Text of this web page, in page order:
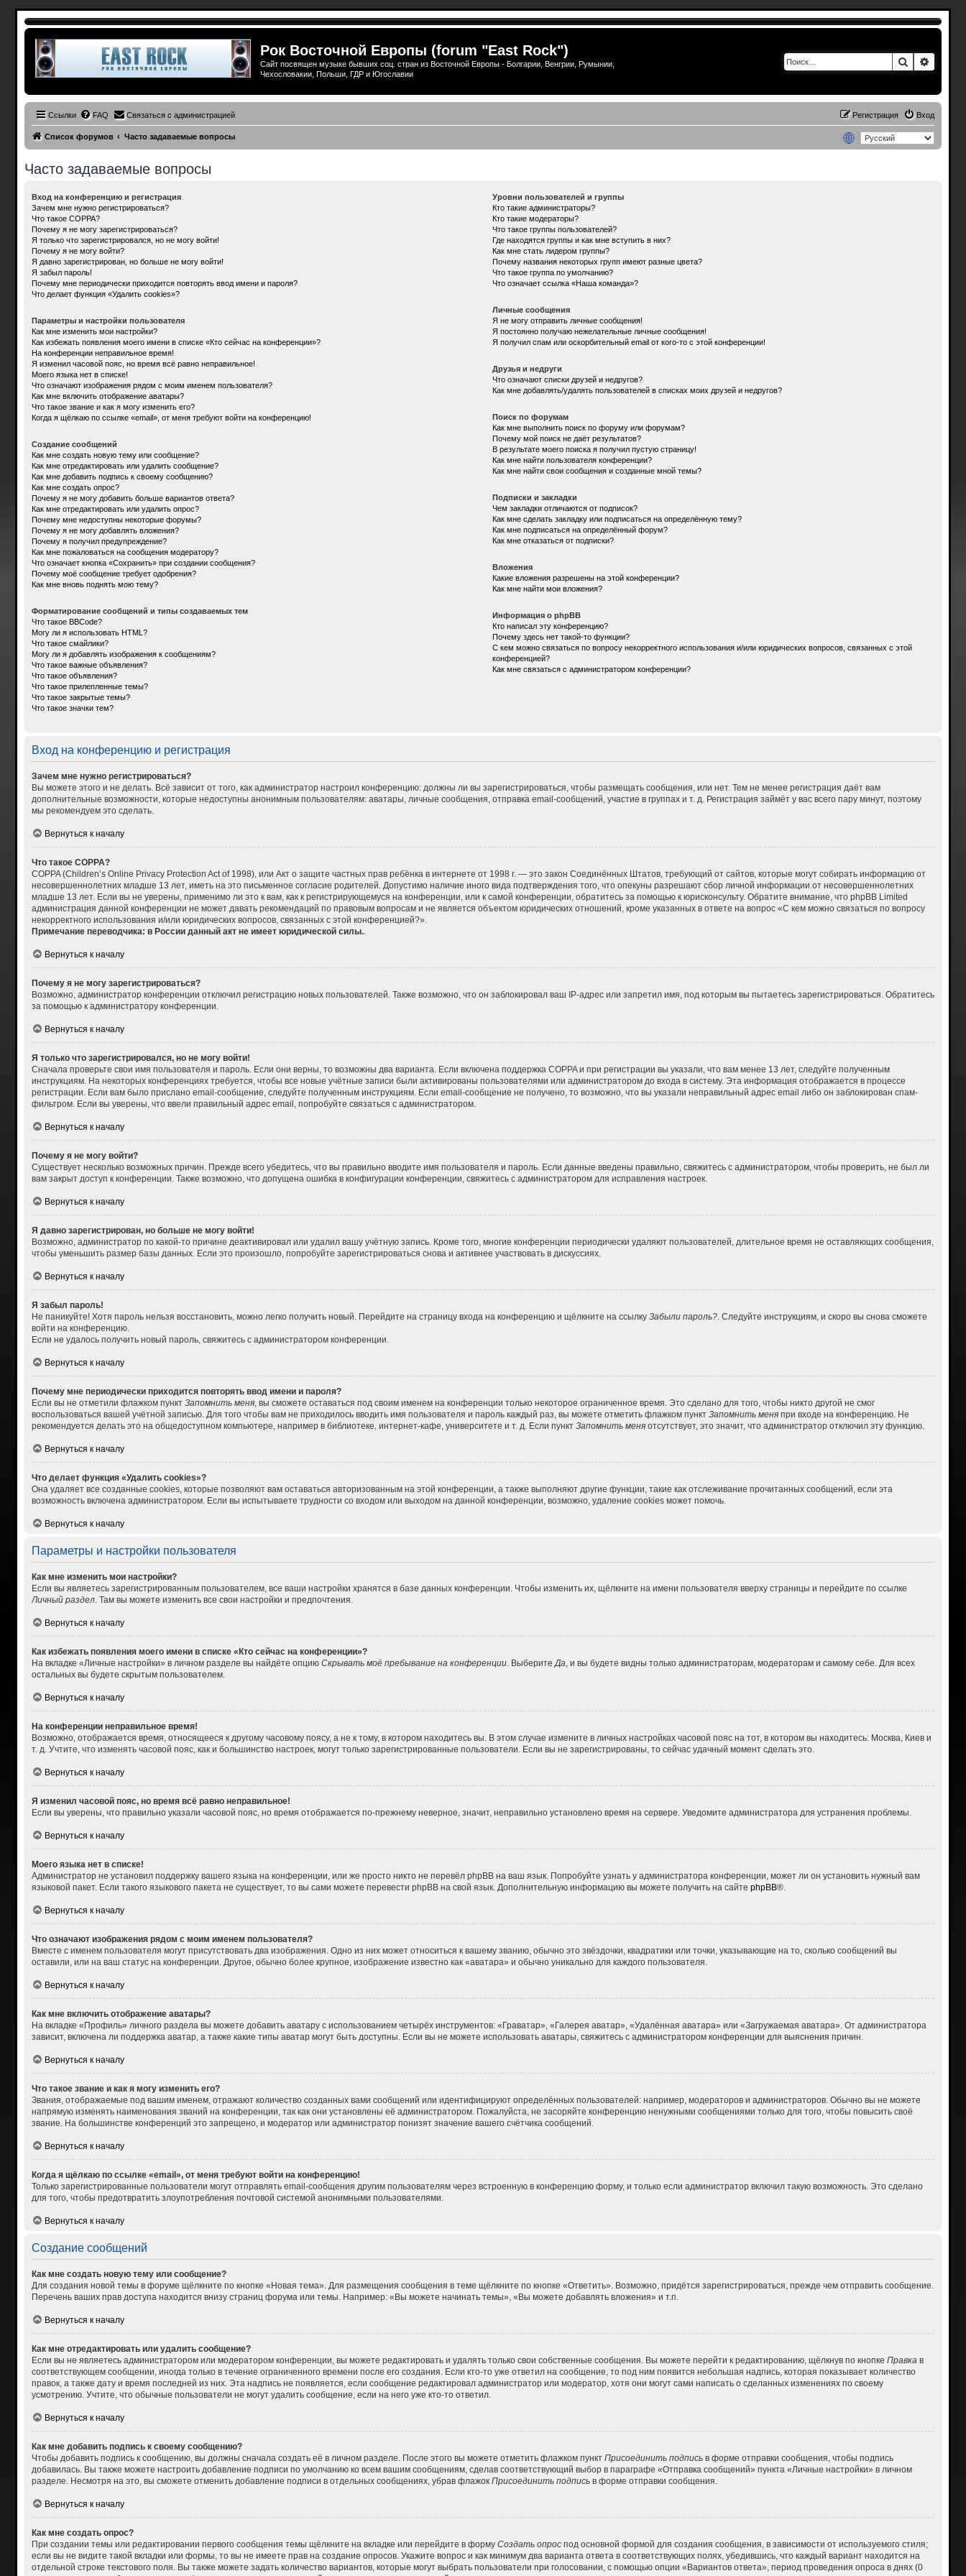
Рок Восточной Европы (forum "East Rock")
Сайт посвящен музыке бывших соц. стран из Восточной Европы - Болгарии, Венгрии, Румынии,
Чехословакии, Польши, ГДР и Югославии
Поиск
Ссылки FAQ Связаться с администрацией Вход
Регистрация
Список форумов Часто задаваемые вопросы
Часто задаваемые вопросы
Вход на конференцию и регистрация
Зачем мне нужно регистрироваться?
Что такое COPPA?
Почему я не могу зарегистрироваться?
Я только что зарегистрировался, но не могу войти!
Почему я не могу войти?
Я давно зарегистрирован, но больше не могу войти!
Я забыл пароль!
Почему мне периодически приходится повторять ввод имени и пароля?
Что делает функция «Удалить cookies»?
Параметры и настройки пользователя
Как мне изменить мои настройки?
Как избежать появления моего имени в списке «Кто сейчас на конференции»?
На конференции неправильное время!
Я изменил часовой пояс, но время всё равно неправильное!
Моего языка нет в списке!
Что означают изображения рядом с моим именем пользователя?
Как мне включить отображение аватары?
Что такое звание и как я могу изменить его?
Когда я щёлкаю по ссылке «email», от меня требуют войти на конференцию!
Создание сообщений
Как мне создать новую тему или сообщение?
Как мне отредактировать или удалить сообщение?
Как мне добавить подпись к своему сообщению?
Как мне создать опрос?
Почему я не могу добавить больше вариантов ответа?
Как мне отредактировать или удалить опрос?
Почему мне недоступны некоторые форумы?
Почему я не могу добавлять вложения?
Почему я получил предупреждение?
Как мне пожаловаться на сообщения модератору?
Что означает кнопка «Сохранить» при создании сообщения?
Почему моё сообщение требует одобрения?
Как мне вновь поднять мою тему?
Форматирование сообщений и типы создаваемых тем
Что такое BBCode?
Могу ли я использовать HTML?
Что такое смайлики?
Могу ли я добавлять изображения к сообщениям?
Что такое важные объявления?
Что такое объявления?
Что такое прилепленные темы?
Что такое закрытые темы?
Что такое значки тем?
Уровни пользователей и группы
Кто такие администраторы?
Кто такие модераторы?
Что такое группы пользователей?
Где находятся группы и как мне вступить в них?
Как мне стать лидером группы?
Почему названия некоторых групп имеют разные цвета?
Что такое группа по умолчанию?
Что означает ссылка «Наша команда»?
Личные сообщения
Я не могу отправить личные сообщения!
Я постоянно получаю нежелательные личные сообщения!
Я получил спам или оскорбительный email от кого-то с этой конференции!
Друзья и недруги
Что означают списки друзей и недругов?
Как мне добавлять/удалять пользователей в списках моих друзей и недругов?
Поиск по форумам
Как мне выполнить поиск по форуму или форумам?
Почему мой поиск не даёт результатов?
В результате моего поиска я получил пустую страницу!
Как мне найти пользователя конференции?
Как мне найти свои сообщения и созданные мной темы?
Подписки и закладки
Чем закладки отличаются от подписок?
Как мне сделать закладку или подписаться на определённую тему?
Как мне подписаться на определённый форум?
Как мне отказаться от подписки?
Вложения
Какие вложения разрешены на этой конференции?
Как мне найти мои вложения?
Информация о phpBB
Кто написал эту конференцию?
Почему здесь нет такой-то функции?
С кем можно связаться по вопросу некорректного использования и/или юридических вопросов, связанных с этой
конференцией?
Как мне связаться с администратором конференции?
Вход на конференцию и регистрация
Зачем мне нужно регистрироваться?
Вы можете этого и не делать. Всё зависит от того, как администратор настроил конференцию: должны ли вы зарегистрироваться, чтобы размещать сообщения, или нет. Тем не менее регистрация даёт вам
дополнительные возможности, которые недоступны анонимным пользователям: аватары, личные сообщения, отправка email-сообщений, участие в группах и т. д. Регистрация займёт у вас всего пару минут, поэтому
мы рекомендуем это сделать.
Вернуться к началу
Что такое COPPA?
COPPA (Children’s Online Privacy Protection Act of 1998), или Акт о защите частных прав ребёнка в интернете от 1998 г. — это закон Соединённых Штатов, требующий от сайтов, которые могут собирать информацию от
несовершеннолетних младше 13 лет, иметь на это письменное согласие родителей. Допустимо наличие иного вида подтверждения того, что опекуны разрешают сбор личной информации от несовершеннолетних
младше 13 лет. Если вы не уверены, применимо ли это к вам, как к регистрирующемуся на конференции, или к самой конференции, обратитесь за помощью к юрисконсульту. Обратите внимание, что phpBB Limited
администрация данной конференции не может давать рекомендаций по правовым вопросам и не является объектом юридических отношений, кроме указанных в ответе на вопрос «С кем можно связаться по вопросу
некорректного использования и/или юридических вопросов, связанных с этой конференцией?».
Примечание переводчика: в России данный акт не имеет юридической силы..
Вернуться к началу
Почему я не могу зарегистрироваться?
Возможно, администратор конференции отключил регистрацию новых пользователей. Также возможно, что он заблокировал ваш IP-адрес или запретил имя, под которым вы пытаетесь зарегистрироваться. Обратитесь
за помощью к администратору конференции.
Вернуться к началу
Я только что зарегистрировался, но не могу войти!
Сначала проверьте свои имя пользователя и пароль. Если они верны, то возможны два варианта. Если включена поддержка COPPA и при регистрации вы указали, что вам менее 13 лет, следуйте полученным
инструкциям. На некоторых конференциях требуется, чтобы все новые учётные записи были активированы пользователями или администратором до входа в систему. Эта информация отображается в процессе
регистрации. Если вам было прислано email-сообщение, следуйте полученным инструкциям. Если email-сообщение не получено, то возможно, что вы указали неправильный адрес email либо он заблокирован спам-
фильтром. Если вы уверены, что ввели правильный адрес email, попробуйте связаться с администратором.
Вернуться к началу
Почему я не могу войти?
Существует несколько возможных причин. Прежде всего убедитесь, что вы правильно вводите имя пользователя и пароль. Если данные введены правильно, свяжитесь с администратором, чтобы проверить, не был ли
вам закрыт доступ к конференции. Также возможно, что допущена ошибка в конфигурации конференции, свяжитесь с администратором для исправления настроек.
Вернуться к началу
Я давно зарегистрирован, но больше не могу войти!
Возможно, администратор по какой-то причине деактивировал или удалил вашу учётную запись. Кроме того, многие конференции периодически удаляют пользователей, длительное время не оставляющих сообщения,
чтобы уменьшить размер базы данных. Если это произошло, попробуйте зарегистрироваться снова и активнее участвовать в дискуссиях.
Вернуться к началу
Я забыл пароль!
Не паникуйте! Хотя пароль нельзя восстановить, можно легко получить новый. Перейдите на страницу входа на конференцию и щёлкните на ссылку Забыли пароль?. Следуйте инструкциям, и скоро вы снова сможете
войти на конференцию.
Если не удалось получить новый пароль, свяжитесь с администратором конференции.
Вернуться к началу
Почему мне периодически приходится повторять ввод имени и пароля?
Если вы не отметили флажком пункт Запомнить меня, вы сможете оставаться под своим именем на конференции только некоторое ограниченное время. Это сделано для того, чтобы никто другой не смог
воспользоваться вашей учётной записью. Для того чтобы вам не приходилось вводить имя пользователя и пароль каждый раз, вы можете отметить флажком пункт Запомнить меняпри входе на конференцию. Не
рекомендуется делать это на общедоступном компьютере, например в библиотеке, интернет-кафе, университете и т. д. Если пункт Запомнить меняотсутствует, это значит, что администратор отключил эту функцию.
Вернуться к началу
Что делает функция «Удалить cookies»?
Она удаляет все созданные cookies, которые позволяют вам оставаться авторизованным на этой конференции, а также выполняют другие функции, такие как отслеживание прочитанных сообщений, если эта
возможность включена администратором. Если вы испытываете трудности со входом или выходом на данной конференции, возможно, удаление cookies может помочь.
Вернуться к началу
Параметры и настройки пользователя
Как мне изменить мои настройки?
Если вы являетесь зарегистрированным пользователем, все ваши настройки хранятся в базе данных конференции. Чтобы изменить их, щёлкните на имени пользователя вверху страницы и перейдите по ссылке
Личный раздел. Там вы можете изменить все свои настройки и предпочтения.
Вернуться к началу
Как избежать появления моего имени в списке «Кто сейчас на конференции»?
На вкладке «Личные настройки» в личном разделе вы найдёте опцию Скрывать моё пребывание на конференции. Выберите Да , и вы будете видны только администраторам, модераторам и самому себе. Для всех
остальных вы будете скрытым пользователем.
Вернуться к началу
На конференции неправильное время!
Возможно, отображается время, относящееся к другому часовому поясу, а не к тому, в котором находитесь вы. В этом случае измените в личных настройках часовой пояс на тот, в котором вы находитесь: Москва, Киев и
т. д. Учтите, что изменять часовой пояс, как и большинство настроек, могут только зарегистрированные пользователи. Если вы не зарегистрированы, то сейчас удачный момент сделать это.
Вернуться к началу
Я изменил часовой пояс, но время всё равно неправильное!
Если вы уверены, что правильно указали часовой пояс, но время отображается по-прежнему неверное, значит, неправильно установлено время на сервере. Уведомите администратора для устранения проблемы.
Вернуться к началу
Моего языка нет в списке!
Администратор не установил поддержку вашего языка на конференции, или же просто никто не перевёл phpBB на ваш язык. Попробуйте узнать у администратора конференции, может ли он установить нужный вам
языковой пакет. Если такого языкового пакета не существует, то вы сами можете перевести phpBB на свой язык. Дополнительную информацию вы можете получить на сайте phpBB®.
Вернуться к началу
Что означают изображения рядом с моим именем пользователя?
Вместе с именем пользователя могут присутствовать два изображения. Одно из них может относиться к вашему званию, обычно это звёздочки, квадратики или точки, указывающие на то, сколько сообщений вы
оставили, или на ваш статус на конференции. Другое, обычно более крупное, изображение известно как «аватара» и обычно уникально для каждого пользователя.
Вернуться к началу
Как мне включить отображение аватары?
На вкладке «Профиль» личного раздела вы можете добавить аватару с использованием четырёх инструментов: «Граватар», «Галерея аватар», «Удалённая аватара» или «Загружаемая аватара». От администратора
зависит, включена ли поддержка аватар, а также какие типы аватар могут быть доступны. Если вы не можете использовать аватары, свяжитесь с администратором конференции для выяснения причин.
Вернуться к началу
Что такое звание и как я могу изменить его?
Звания, отображаемые под вашим именем, отражают количество созданных вами сообщений или идентифицируют определённых пользователей: например, модераторов и администраторов. Обычно вы не можете
напрямую изменять наименования званий на конференции, так как они установлены её администратором. Пожалуйста, не засоряйте конференцию ненужными сообщениями только для того, чтобы повысить своё
звание. На большинстве конференций это запрещено, и модератор или администратор понизят значение вашего счётчика сообщений.
Вернуться к началу
Когда я щёлкаю по ссылке «email», от меня требуют войти на конференцию!
Только зарегистрированные пользователи могут отправлять email-сообщения другим пользователям через встроенную в конференцию форму, и только если администратор включил такую возможность. Это сделано
для того, чтобы предотвратить злоупотребления почтовой системой анонимными пользователями.
Вернуться к началу
Создание сообщений
Как мне создать новую тему или сообщение?
Для создания новой темы в форуме щёлкните по кнопке «Новая тема». Для размещения сообщения в теме щёлкните по кнопке «Ответить». Возможно, придётся зарегистрироваться, прежде чем отправить сообщение.
Перечень ваших прав доступа находится внизу страниц форума или темы. Например: «Вы можете начинать темы», «Вы можете добавлять вложения» и т.п.
Вернуться к началу
Как мне отредактировать или удалить сообщение?
Если вы не являетесь администратором или модератором конференции, вы можете редактировать и удалять только свои собственные сообщения. Вы можете перейти к редактированию, щёлкнув по кнопке Правка в
соответствующем сообщении, иногда только в течение ограниченного времени после его создания. Если кто-то уже ответил на сообщение, то под ним появится небольшая надпись, которая показывает количество
правок, а также дату и время последней из них. Эта надпись не появляется, если сообщение редактировал администратор или модератор, хотя они могут сами написать о сделанных изменениях по своему
усмотрению. Учтите, что обычные пользователи не могут удалить сообщение, если на него уже кто-то ответил.
Вернуться к началу
Как мне добавить подпись к своему сообщению?
Чтобы добавить подпись к сообщению, вы должны сначала создать её в личном разделе. После этого вы можете отметить флажком пункт Присоединить подписьв форме отправки сообщения, чтобы подпись
добавилась. Вы также можете настроить добавление подписи по умолчанию ко всем вашим сообщениям, сделав соответствующий выбор в параграфе «Отправка сообщений» пункта «Личные настройки» в личном
разделе. Несмотря на это, вы сможете отменить добавление подписи в отдельных сообщениях, убрав флажок Присоединить подписьв форме отправки сообщения.
Вернуться к началу
Как мне создать опрос?
При создании темы или редактировании первого сообщения темы щёлкните на вкладке или перейдите в форму Создать опроспод основной формой для создания сообщения, в зависимости от используемого стиля;
если вы не видите такой вкладки или формы, то вы не имеете прав на создание опросов. Укажите вопрос и как минимум два варианта ответа в соответствующих полях, убедившись, что каждый вариант находится на
отдельной строке текстового поля. Вы также можете задать количество вариантов, которые могут выбрать пользователи при голосовании, с помощью опции «Вариантов ответа», период проведения опроса в днях (0